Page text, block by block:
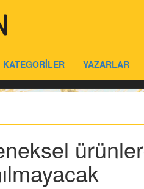
KATEGORİLER YAZARLAR